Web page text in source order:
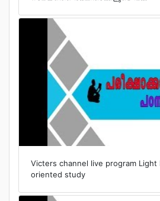
ബാല കവിതകള്‍
ലുക്കിംഗ് അറ്റ് മീഡിയ
Victers channel live program Light
oriented study